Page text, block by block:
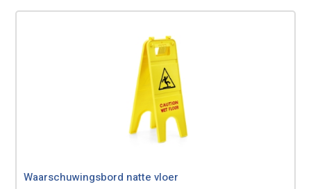
Waarschuwingsbord natte vloer